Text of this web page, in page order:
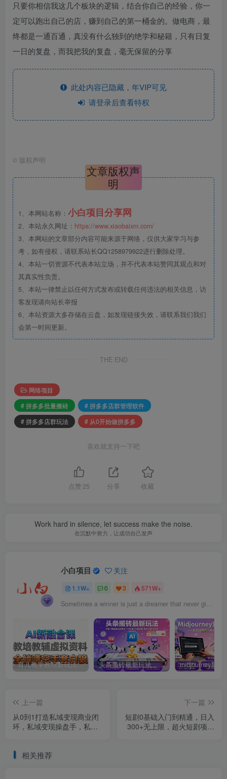
只要你相信我这几个板块的逻辑，结合你自己的经验，你一
定可以跑出自己的店，赚到自己的第一桶金的。做电商，最
终都是一通百通，真没有什么独到的绝学和秘籍，只有日复
一日的复盘，而我把我的复盘，毫无保留的分享
此处内容已隐藏，年VIP可见
请登录后查看特权
© 版权声明
文章版权声
明
1、本网站名称： 小白项目分享网
2、本站永久网址： https://www.xiaobaixm.com/
3、本网站的文章部分内容可能来源于网络，仅供大家学习与参
考，如有侵权，请联系站长QQ1258979922进行删除处理。
4、本站一切资源不代表本站立场，并不代表本站赞同其观点和对
其真实性负责。
5、本站一律禁止以任何方式发布或转载任何违法的相关信息，访
客发现请向站长举报
6、本站资源大多存储在云盘，如发现链接失效，请联系我们我们
会第一时间更新。
THE END
网络项目
# 拼多多批量搬砖
# 拼多多店群管理软件
# 拼多多店群玩法
# 从0开始做拼多多
喜欢就支持一下吧
点赞 25 分享 收藏
Work hard in silence, let success make the noise.
在沉默中努力，让成功自己发声
小白项目 关注
1.1W+ 0 3 571W+
育儿教学教培新玩法，AI生成教学视频，市场大，操作简单，变现天花板非常高 头条搬砖最新玩法，文章+视频用AI全搞定，一天5张+不是问题，每天只需10分钟
上一篇
从0到1打造私域变现商业闭
环，私域变现操盘手，私域
下一篇
短剧0基础入门到精通，日入
300+无上限，超火短剧项目
相关推荐